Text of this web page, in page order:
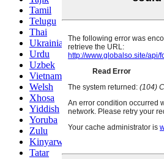
Tamil
Telugu
Thai
Ukrainian
Urdu
Uzbek
Vietnamese
Welsh
Xhosa
Yiddish
Yoruba
Zulu
Kinyarwanda
Tatar